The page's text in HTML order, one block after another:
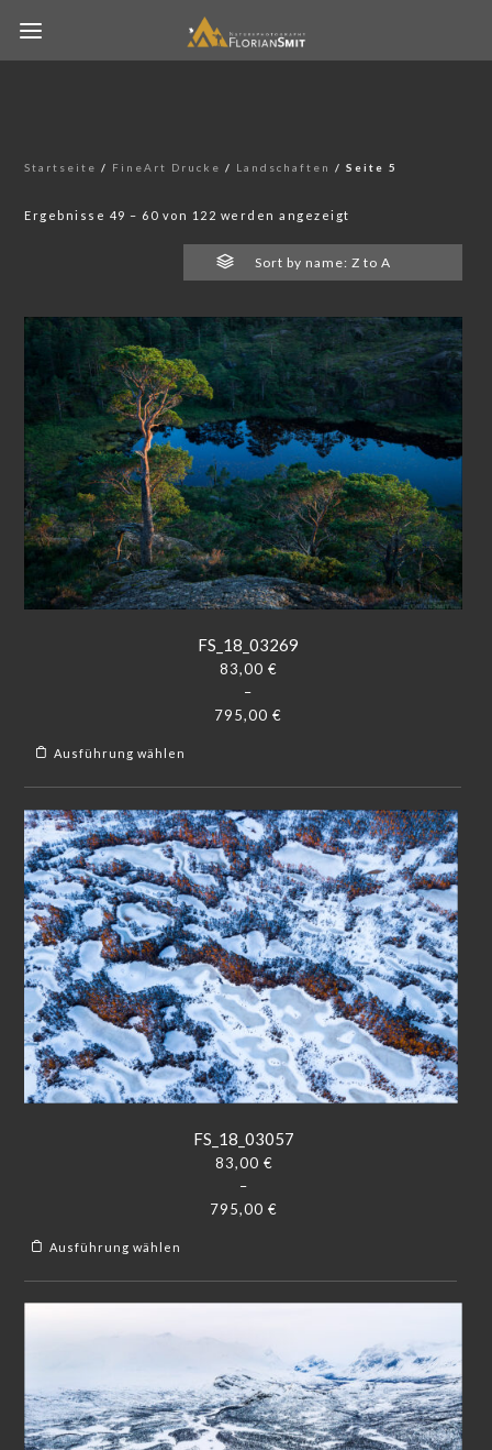
Startseite / FineArt Drucke / Landschaften / Seite 5
Ergebnisse 49 – 60 von 122 werden angezeigt
Sort by name: Z to A
FS_18_03269
83,00 €
–
795,00 €
Ausführung wählen
FS_18_03057
83,00 €
–
795,00€
Ausführung wählen